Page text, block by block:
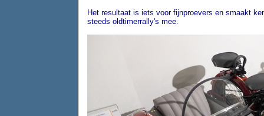
Het resultaat is iets voor fijnproevers en smaakt
steeds oldtimerrally's mee.